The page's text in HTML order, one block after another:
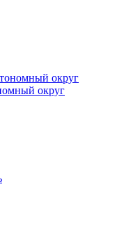
округ
округ